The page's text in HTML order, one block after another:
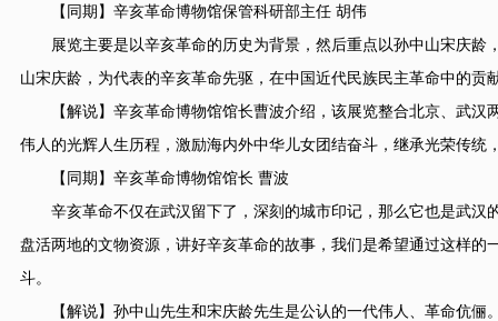
【同期】辛亥革命博物馆保管科研部主任 胡伟
展览主要是以辛亥革命的历史为背景，然后重点以孙中山宋庆龄
山宋庆龄，为代表的辛亥革命先驱，在中国近代民族民主革命中的贡
【解说】辛亥革命博物馆馆长曹波介绍，该展览整合北京、武汉
伟人的光辉人生历程，激励海内外中华儿女团结奋斗，继承光荣传统
【同期】辛亥革命博物馆馆长 曹波
辛亥革命不仅在武汉留下了，深刻的城市印记，那么它也是武汉
盘活两地的文物资源，讲好辛亥革命的故事，我们是希望通过这样
斗。
【解说】孙中山先生和宋庆龄先生是公认的一代伟人、革命伉俪